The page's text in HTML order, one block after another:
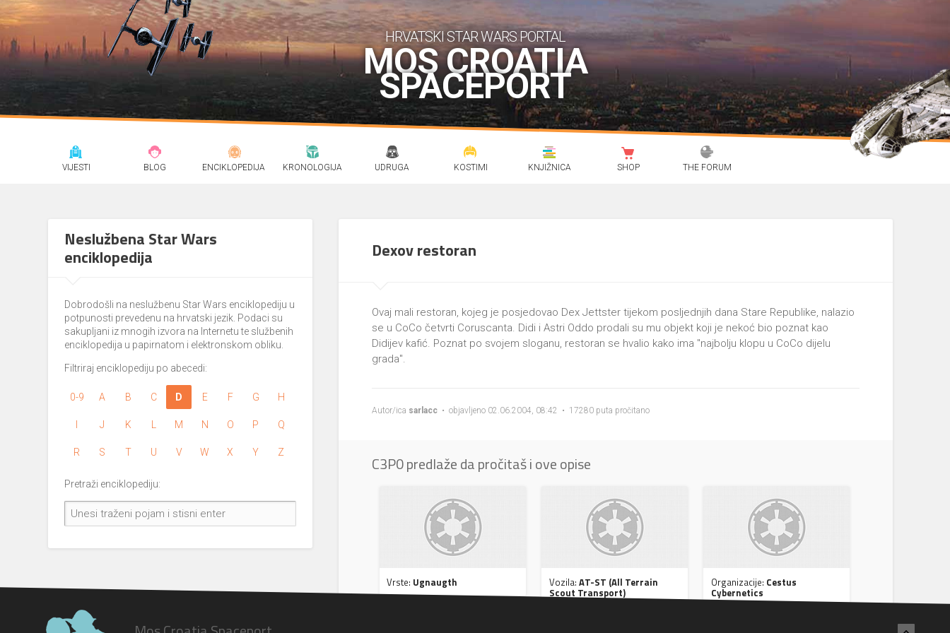
HRVATSKI STAR WARS PORTAL
MOS CROATIA
SPACEPORT
VIJESTI BLOG ENCIKLOPEDIJA KRONOLOGIJA UDRUGA KOSTIMI KNJIŽNICA SHOP THE FORUM
Neslužbena Star Wars
enciklopedija
Dobrodošli na neslužbenu Star Wars enciklopediju u
potpunosti prevedenu na hrvatski jezik. Podaci su
sakupljani iz mnogih izvora na Internetu te službenih
enciklopedija u papirnatom i elektronskom obliku.
Filtriraj enciklopediju po abecedi:
0-9 A B C D E F G H
J K M N O P Q
R S T U V W X Y Z
Pretraži enciklopediju:
Dexov restoran
Ovaj mali restoran, kojeg je posjedovao Dex Jettster tijekom posljednjih dana Stare Republike, nalazio
se u CoCo četvrti Coruscanta. Didi i Astri Oddo prodali su mu objekt koji je nekoć bio poznat kao
Didijev kafić. Poznat po svojem sloganu, restoran se hvalio kako ima "najbolju klopu u CoCo dijelu
grada".
Autor/ica sarlacc • objavljeno 02.06.2004, 08:42 • 17280 puta pročitano
C3P0 predlaže da pročitaš i ove opise
Vrste: Ugnaugth Vozila: AT-ST (All Terrain
Scout Transport)
Organizacije: Cestus
Cybernetics